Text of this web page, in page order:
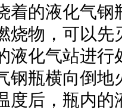
着的液化气
烧物，可以
液化气站进行
钢瓶横向倒
度后，瓶内